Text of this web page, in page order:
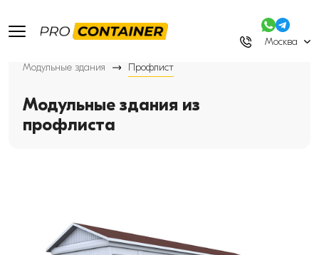
Москва
Модульные здания Профлист
Модульные здания из
профлиста